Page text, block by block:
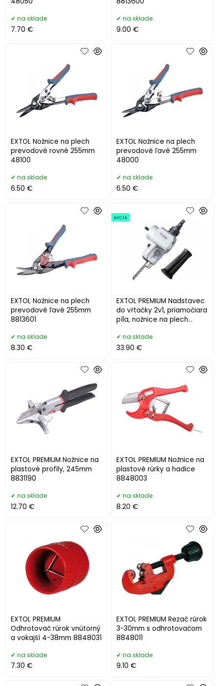
na sklade
7.70 €
na sklade
9.00 €
EXTOL Nožnice na plech
prevodové rovné 255mm
48100
na sklade
6.50 €
EXTOL Nožnice na plech
prevodové ľavé 255mm
48000
na sklade
6.50 €
EXTOL Nožnice na plech
prevodové ľavé 255mm
8813601
na sklade
8.30 €
EXTOL PREMIUM Nadstavec
do vŕtačky 2v1, priamočiara
píla, nožnice na plech
AKCIA
na sklade
33.90 €
EXTOL PREMIUM Nožnice na
plastové profily, 245mm
8831190
na sklade
12.70 €
EXTOL PREMIUM Nožnice na
plastové rúrky a hadice
8848003
na sklade
8.20 €
EXTOL PREMIUM
Odhrotovač rúrok vnútorný
a vokajší 4-38mm 8848031
na sklade
7.30 €
EXTOL PREMIUM Rezač rúrok
3-30mm s odhrotovačom
8848011
na sklade
9.10 €